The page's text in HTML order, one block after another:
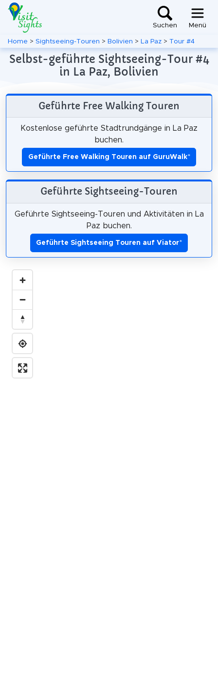
Suchen Menü
Home > Sightseeing-Touren > Bolivien > La Paz > Tour #4
Selbst-geführte Sightseeing-Tour #4
in La Paz, Bolivien
Geführte Free Walking Touren
Kostenlose geführte Stadtrundgänge in La Paz
buchen.
Geführte Free Walking Touren auf GuruWalk*
Geführte Sightseeing-Touren
Geführte Sightseeing-Touren und Aktivitäten in La
Paz buchen.
Geführte Sightseeing Touren auf Viator*